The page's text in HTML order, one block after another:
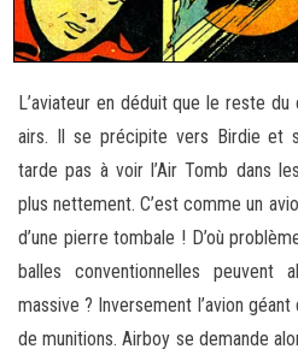
L’aviateur en déduit que le reste
airs. Il se précipite vers Birdie et
tarde pas à voir l’Air Tomb dans
plus nettement. C’est comme un
d’une pierre tombale ! D’où
balles conventionnelles
massive ? Inversement l’avion
de munitions. Airboy se demande